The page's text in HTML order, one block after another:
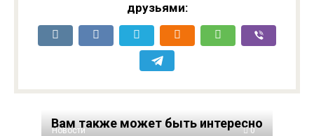
друзьями:
Вам также может быть интересно
Новости 0